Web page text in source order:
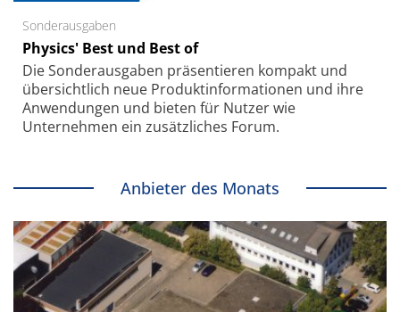
Sonderausgaben
Physics' Best und Best of
Die Sonder­ausgaben präsentieren kompakt und
übersichtlich neue Produkt­informationen und ihre
Anwendungen und bieten für Nutzer wie
Unternehmen ein zusätzliches Forum.
Anbieter des Monats